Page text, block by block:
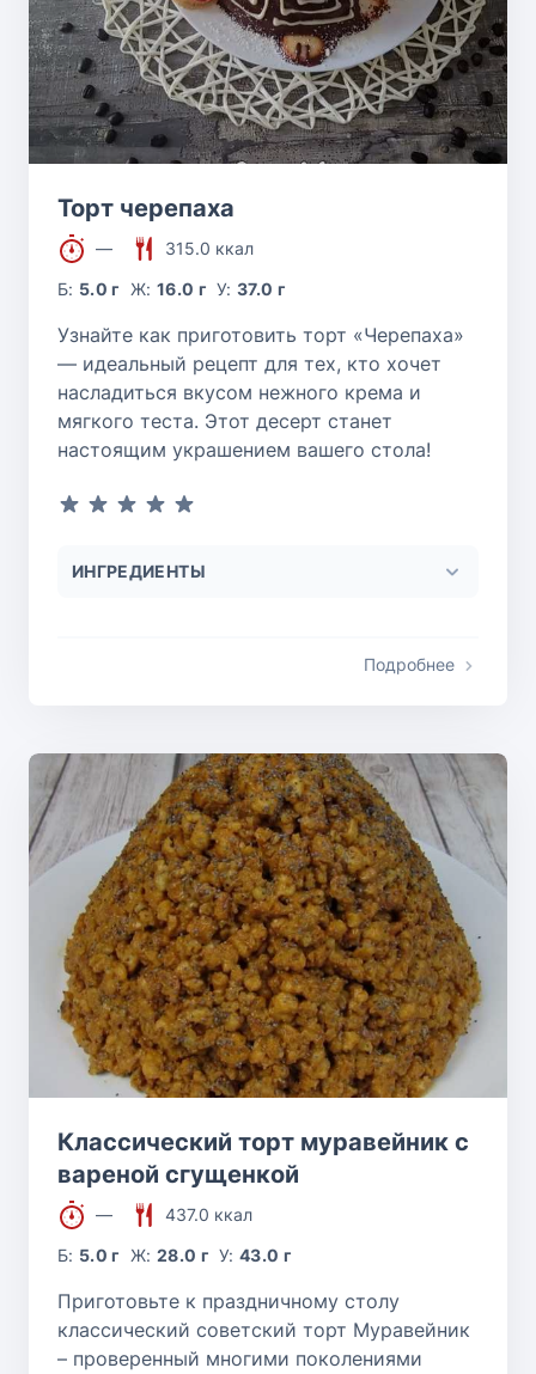
Торт черепаха
—
315.0 ккал
Б: 5.0 г Ж: 16.0 г У:37.0 г
Узнайте как приготовить торт «Черепаха»
— идеальный рецепт для тех, кто хочет
насладиться вкусом нежного крема и
мягкого теста. Этот десерт станет
настоящим украшением вашего стола!
ИНГРЕДИЕНТЫ
Подробнее
Классический торт муравейник с
вареной сгущенкой
—
437.0 ккал
Б: 5.0 г Ж: 28.0 г У:43.0 г
Приготовьте к праздничному столу
классический советский торт Муравейник
– проверенный многими поколениями